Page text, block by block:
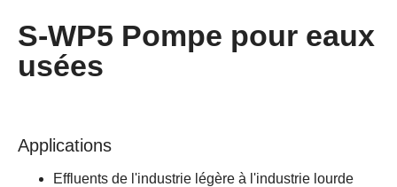
S-WP5 Pompe pour eaux
usées
Applications
Effluents de l'industrie légère à l'industrie lourde